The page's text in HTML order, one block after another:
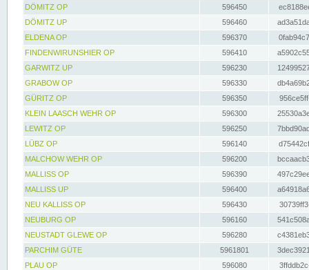
DÖMITZ OP
596450
DÖMITZ UP
596460
ELDENA OP
596370
FINDENWIRUNSHIER OP
596410
GARWITZ UP
596230
GRABOW OP
596330
GÜRITZ OP
596350
KLEIN LAASCH WEHR OP
596300
LEWITZ OP
596250
LÜBZ OP
596140
MALCHOW WEHR OP
596200
MALLISS OP
596390
MALLISS UP
596400
NEU KALLISS OP
596430
NEUBURG OP
596160
NEUSTADT GLEWE OP
596280
PARCHIM GÜTE
5961801
PLAU OP
596080